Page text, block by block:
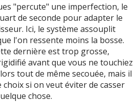
"percute" une imperfection, le
de seconde pour adapter le
Ici, le système assouplit
l'on ressente moins la bosse.
dernière est trop grosse,
avant que vous ne touchiez
tout de même secouée, mais il
si on veut éviter de casser
chose.